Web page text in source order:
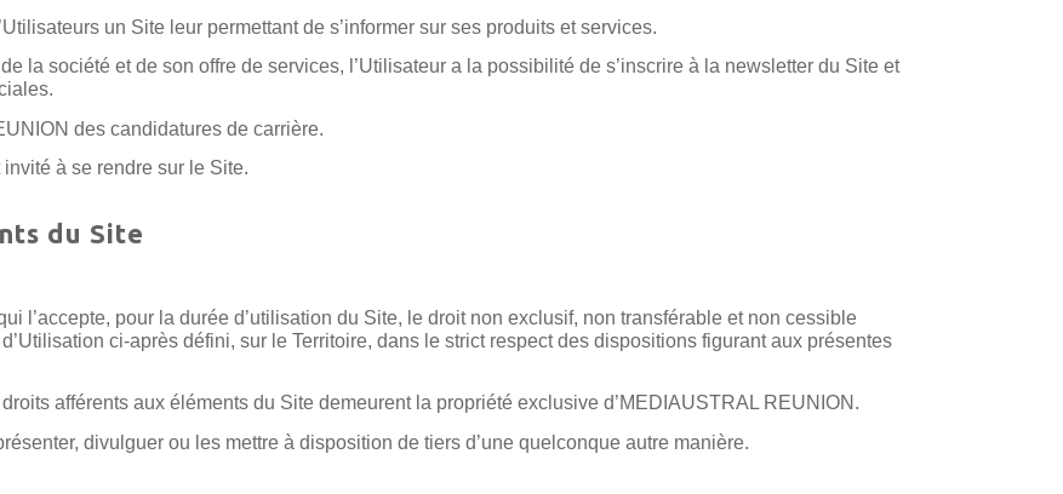
un Site leur permettant de s’informer sur ses produits et services.
la société et de son offre de services, l’Utilisateur a la possibilité de s’inscrire à la newsletter du Site et
des candidatures de carrière.
à se rendre sur le Site.
du Site
l’accepte, pour la durée d’utilisation du Site, le droit non exclusif, non transférable et non cessible
ci-après défini, sur le Territoire, dans le strict respect des dispositions figurant aux présentes
afférents aux éléments du Site demeurent la propriété exclusive d’MEDIAUSTRAL REUNION.
divulguer ou les mettre à disposition de tiers d’une quelconque autre manière.